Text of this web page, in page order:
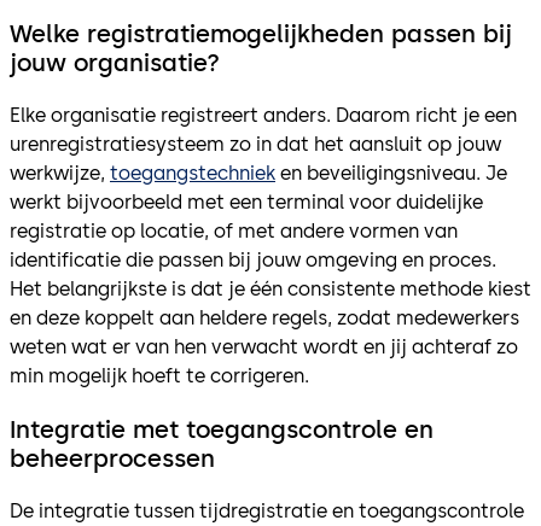
Welke registratiemogelijkheden passen bij
jouw organisatie?
Elke organisatie registreert anders. Daarom richt je een
urenregistratiesysteem zo in dat het aansluit op jouw
werkwijze, toegangstechniek en beveiligingsniveau. Je
werkt bijvoorbeeld met een terminal voor duidelijke
registratie op locatie, of met andere vormen van
identificatie die passen bij jouw omgeving en proces.
Het belangrijkste is dat je één consistente methode kiest
en deze koppelt aan heldere regels, zodat medewerkers
weten wat er van hen verwacht wordt en jij achteraf zo
min mogelijk hoeft te corrigeren.
Integratie met toegangscontrole en
beheerprocessen
De integratie tussen tijdregistratie en toegangscontrole